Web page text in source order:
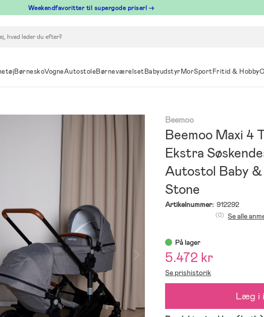
⁠ Weekendfavoritter til supergode priser! →
BørneskoVogneAutostoleBørneværelsetBabyudstyrMorSportFritid & Hobby
Beemoo
Beemoo Maxi 4
Ekstra
Autostol Baby
Stone
Artikelnummer: 912292
(0) Se alle
På lager
5.472 kr
Se prishistorik
Læg i